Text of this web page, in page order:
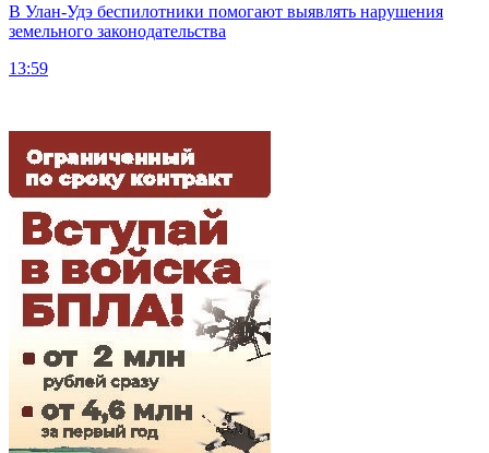
В Улан-Удэ беспилотники помогают выявлять нарушения
земельного законодательства
13:59